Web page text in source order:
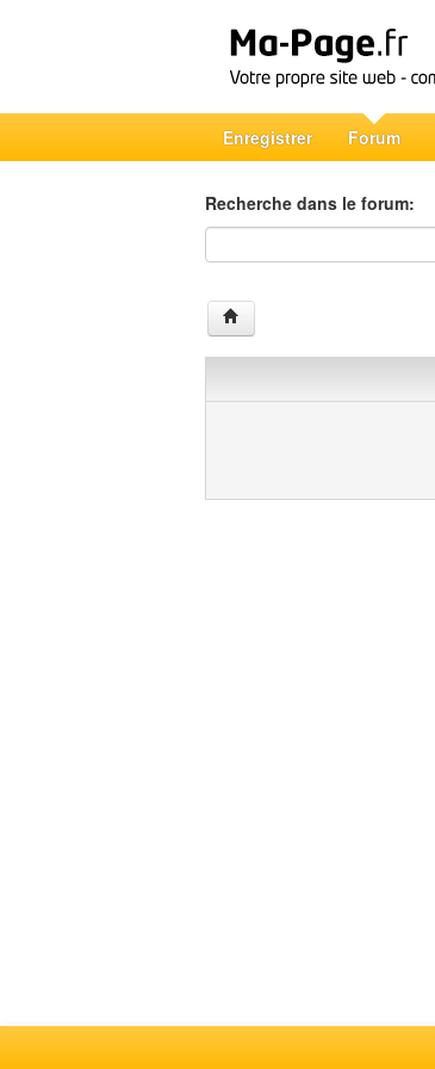
Enregistrer Forum
Recherche dans le forum:
Recherche dans le forum